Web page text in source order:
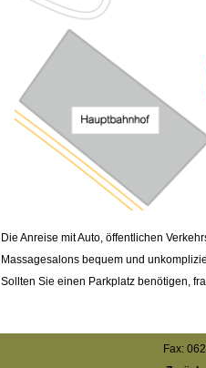
Die Anreise mit Auto, öffentlichen
Massagesalons bequem und
Sollten Sie einen Parkplatz benötigen,
Fax: